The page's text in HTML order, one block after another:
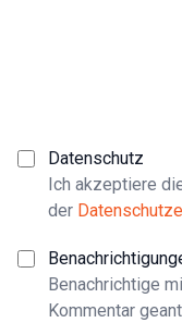
Datenschutz
Ich akzeptiere
der
Benachrichtige
Kommentar